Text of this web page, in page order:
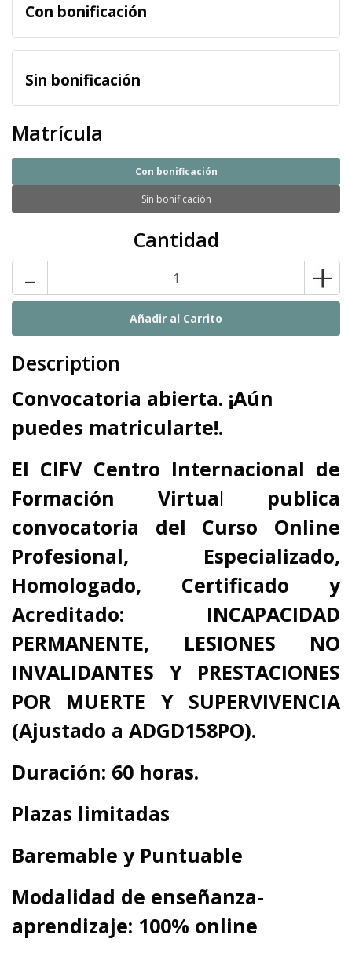
Con bonificación
Sin bonificación
Matrícula
Con bonificación
Sin bonificación
Cantidad
- +
Description
Convocatoria abierta. ¡Aún
puedes matricularte!.
El CIFV Centro Internacional de
Formación Virtual publica
convocatoria del
Curso Online
Profesional, Especializado,
Homologado, Certificado y
Acreditado: INCAPACIDAD
PERMANENTE, LESIONES NO
INVALIDANTES Y PRESTACIONES
POR MUERTE Y SUPERVIVENCIA
(Ajustado a ADGD158PO).
Duración: 60 horas.
Plazas limitadas
Baremable y Puntuable
Modalidad de enseñanza-
aprendizaje: 100% online